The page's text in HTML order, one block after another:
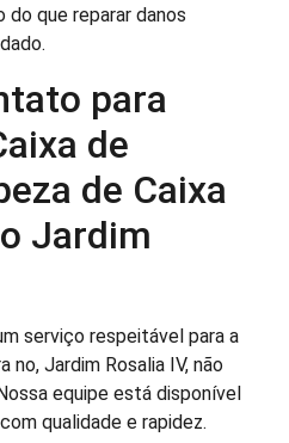
que reparar danos
para
de
de Caixa
Jardim
serviço respeitável para a
no, Jardim Rosalia IV, não
equipe está disponível
qualidade e rapidez.